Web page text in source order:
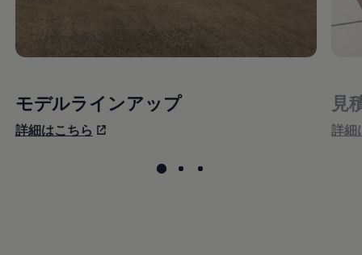
モデルラインアップ
詳細はこちら
見
詳細